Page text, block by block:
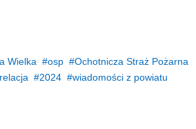
Wielka osp
Ochotnicza Straż Pożarna
2024
wiadomości z powiatu